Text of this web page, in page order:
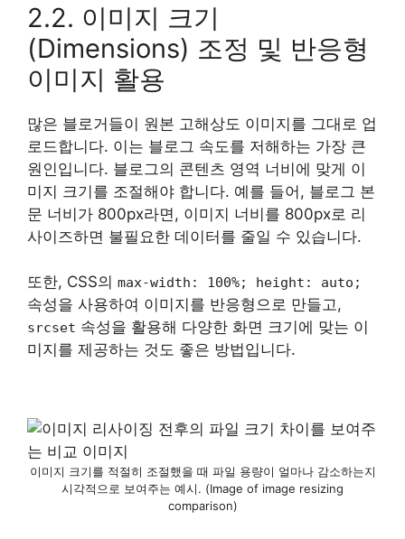
2.2. 이미지 크기
(Dimensions) 조정 및 반응형
이미지 활용
많은 블로거들이 원본 고해상도 이미지를 그대로 업
로드합니다. 이는 블로그 속도를 저해하는 가장 큰
원인입니다. 블로그의 콘텐츠 영역 너비에 맞게 이
미지 크기를 조절해야 합니다. 예를 들어, 블로그 본
문 너비가 800px라면, 이미지 너비를 800px로 리
사이즈하면 불필요한 데이터를 줄일 수 있습니다.
또한, CSS의 max-width: 100%; height: auto;
속성을 사용하여 이미지를 반응형으로 만들고,
srcset 속성을 활용해 다양한 화면 크기에 맞는 이
미지를 제공하는 것도 좋은 방법입니다.
이미지 크기를 적절히 조절했을 때 파일 용량이 얼마나 감소하는지
시각적으로 보여주는 예시. (Image of image resizing
comparison)